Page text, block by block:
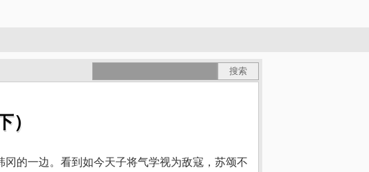
的一边。看到如今天子将气学视为敌寇，苏颂不